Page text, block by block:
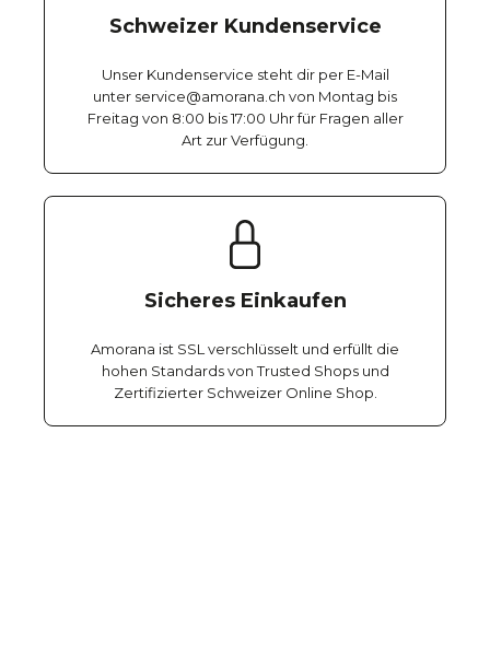
Schweizer Kundenservice
Unser Kundenservice steht dir per E-Mail
unter service@amorana.ch von Montag bis
Freitag von 8:00 bis 17:00 Uhr für Fragen aller
Art zur Verfügung.
Sicheres Einkaufen
Amorana ist SSL verschlüsselt und erfüllt die
hohen Standards von Trusted Shops und
Zertifizierter Schweizer Online Shop.